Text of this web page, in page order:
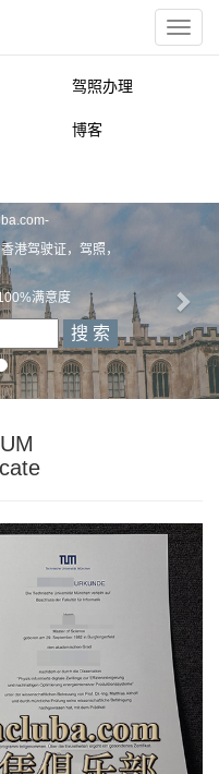
驾照办理
博客
-
港驾驶证，驾照，
满意度